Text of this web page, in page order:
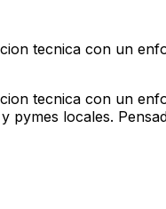
tecnica con un
tecnica con un
pymes locales.